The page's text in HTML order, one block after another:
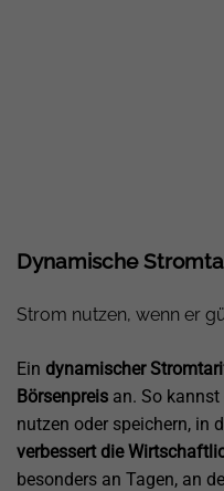
Dynamische
Strom nutzen, wenn er
Ein dynamischer
Börsenpreis an. So
nutzen oder speichern, in
verbessert die
besonders an Tagen, an